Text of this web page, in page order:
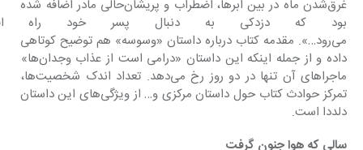
غرق‌شدن ماه در بین ابرها، اضطراب و پریشان‌حالی مادر اضافه شده
بود که دزدکی به دنبال پسر خود راه
می‌رود…». مقدمه کتاب درباره داستان «وسوسه» هم توضیح کوتاهی
داده و از جمله اینکه این داستان «درامی است از عذاب وجدان‌ها»
ماجراهای آن تنها در دو روز رخ می‌دهد. تعداد اندک شخصیت‌ها،
تمرکز حوادث کتاب حول داستان مرکزی و… از ویژگی‌های این داستان
دلددا است.
سالی که هوا جنون گرفت